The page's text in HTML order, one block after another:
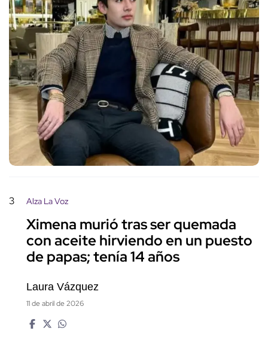
3 Alza La Voz
Ximena murió tras ser quemada
con aceite hirviendo en un puesto
de papas; tenía 14 años
Laura Vázquez
11 de abril de 2026